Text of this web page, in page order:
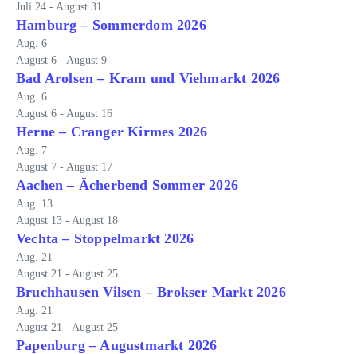
Juli 24 - August 31
Hamburg – Sommerdom 2026
Aug. 6
August 6 - August 9
Bad Arolsen – Kram und Viehmarkt 2026
Aug. 6
August 6 - August 16
Herne – Cranger Kirmes 2026
Aug. 7
August 7 - August 17
Aachen – Ächerbend Sommer 2026
Aug. 13
August 13 - August 18
Vechta – Stoppelmarkt 2026
Aug. 21
August 21 - August 25
Bruchhausen Vilsen – Brokser Markt 2026
Aug. 21
August 21 - August 25
Papenburg – Augustmarkt 2026